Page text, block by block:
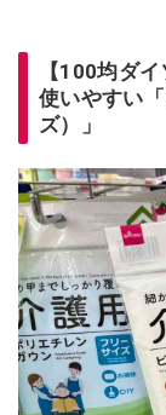
【100均ダ
使いやすい
ズ）」